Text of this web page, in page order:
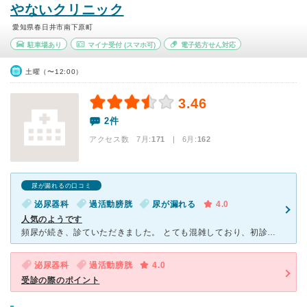
やないクリニック
愛知県春日井市南下原町
駐車場あり マイナ受付(スマホ可) 電子処方せん対応
土曜（〜12:00）
3.46
2件
アクセス数 7月:171 | 6月:162
尿が漏れるの口コミ
泌尿器科 過活動膀胱 尿が漏れる
4.0
人気のようです
頻尿が続き、診ていただきました。 とても混雑しており、初診で予約なしで伺ったので、一度家に帰り２時間後に再度伺いました。３０分ほど待って診察。 その場でエコーをして診察。一人当たりの時間がかか
泌尿器科 過活動膀胱
4.0
受診の際のポイント